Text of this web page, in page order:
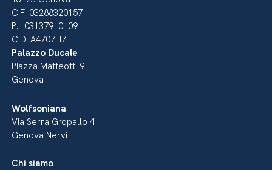
C.F. 03288320157
P.I. 03137910109
C.D. A4707H7
Palazzo Ducale
Piazza Matteotti 9
Genova
Wolfsoniana
Via Serra Gropallo 4
Genova Nervi
Chi siamo